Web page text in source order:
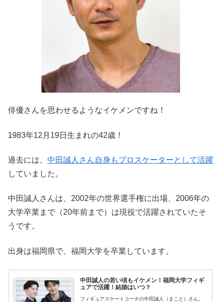
俳優さんを思わせるようなイケメンですね！
1983年12月19日生まれの42歳！
過去には、 中田誠人さん自身もプロスケーターとして活躍
していました。
中田誠人さんは、2002年の世界選手権に出場、2006年の
大学卒業まで（20年前まで）は現役で活躍されていたそ
うです。
出身は福岡県で、福岡大学を卒業しています。
中田誠人の若い頃もイケメン！福岡大学フィギ
ュアで活躍！結婚はいつ？
フィギュアスケートコーチの中田誠人（まこと）さん。